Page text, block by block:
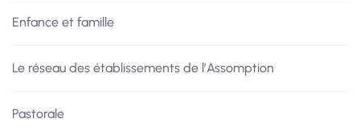
Enfance et famille
Le réseau des établissements de l’Assomption
Pastorale